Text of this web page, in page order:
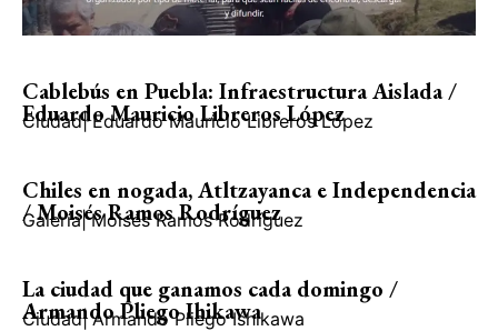
Cablebús en Puebla: Infraestructura Aislada /
Eduardo Mauricio Libreros López
Ciudad| Eduardo Mauricio Libreros López
Chiles en nogada, Atltzayanca e Independencia
/ Moisés Ramos Rodríguez
Galería| Moisés Ramos Rodríguez
La ciudad que ganamos cada domingo /
Armando Pliego Ihikawa
Ciudad| Armando Pliego Ishikawa